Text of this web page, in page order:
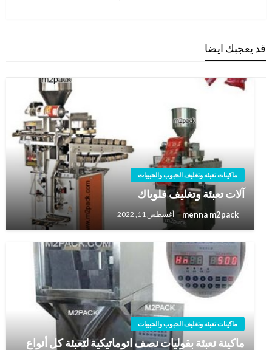
قد يعجبك ايضا
ماكينات تعبئه وتغليف الحبوب والحبيبات
آلات تعبئة وتغليف فلوباك
menna m2pack أغسطس 11, 2022
ماكينات تعبئه وتغليف الحبوب والحبيبات
ماكينة تعبئة بقوليات نصف اتوماتيكية لتعبئة كل أنواع